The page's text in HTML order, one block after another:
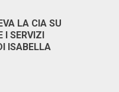
LA CIA SU
I SERVIZI
ISABELLA